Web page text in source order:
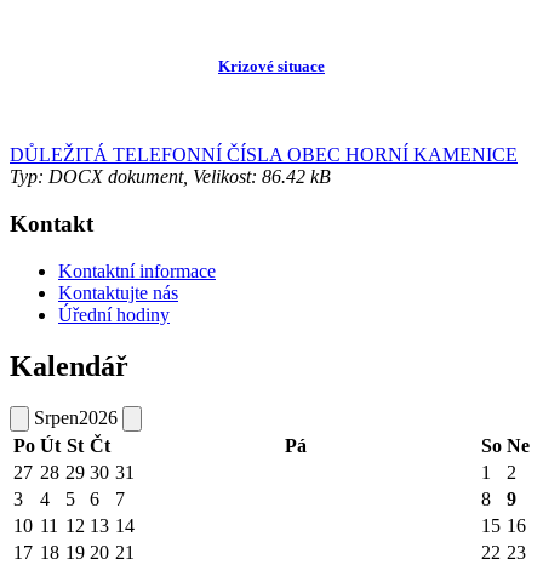
Krizové situace
DŮLEŽITÁ TELEFONNÍ ČÍSLA OBEC HORNÍ KAMENICE
Typ: DOCX dokument, Velikost: 86.42 kB
Kontakt
Kontaktní informace
Kontaktujte nás
Úřední hodiny
Kalendář
Srpen2026
Po Út St Čt Pá So Ne
27 28 29 30 31 1
2
3
4 5 6 7 8
9
10 11 12 13 14 15 16
17 18 19 20 21 22 23